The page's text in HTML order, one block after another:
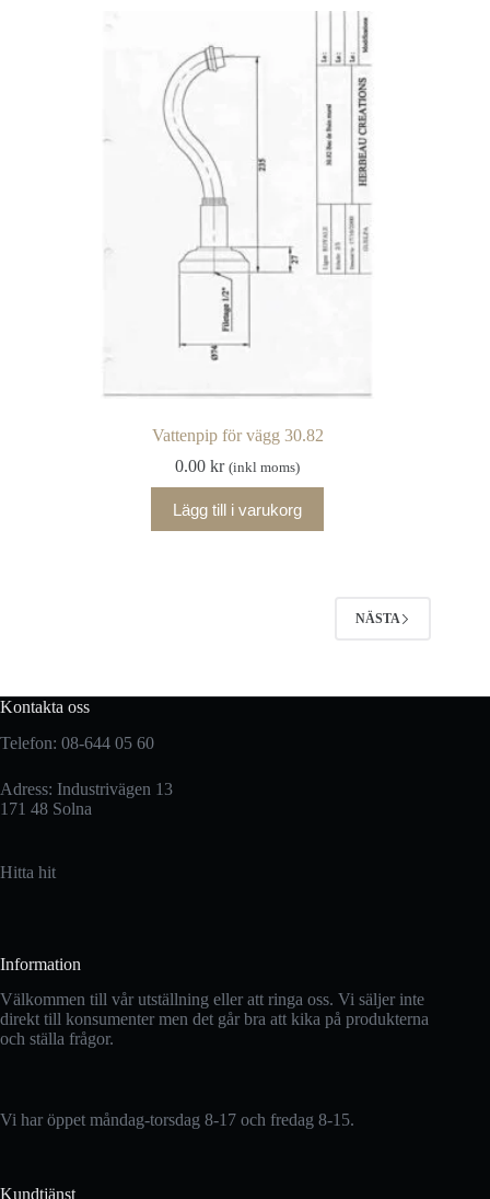
Vattenpip för vägg 30.82
0.00kr (inkl moms)
Lägg till i varukorg
NÄSTA
Kontakta oss
Telefon: 08-644 05 60
Adress: Industrivägen 13
171 48 Solna
Hitta hit
Information
Välkommen till vår utställning eller att ringa oss. Vi säljer inte
direkt till konsumenter men det går bra att kika på produkterna
och ställa frågor.
Vi har öppet måndag-torsdag 8-17 och fredag 8-15.
Kundtjänst